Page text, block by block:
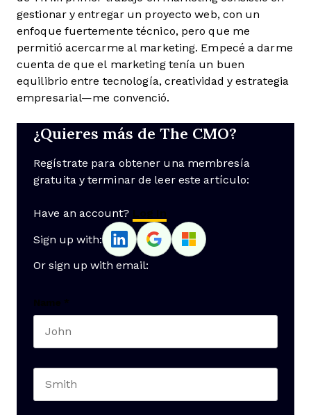
gestionar y entregar un proyecto web, con un
enfoque fuertemente técnico, pero que me
permitió acercarme al marketing. Empecé a darme
cuenta de que el marketing tenía un buen
equilibrio entre tecnología, creatividad y estrategia
empresarial—me convenció.
¿Quieres más de The CMO?
Regístrate para obtener una membresía
gratuita y terminar de leer este artículo:
Have an account? Log In
Sign up with:
Or sign up with email:
Name *